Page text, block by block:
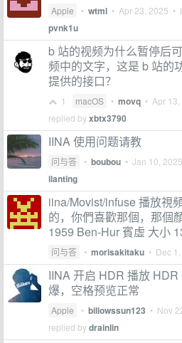
Apple • wtml • Apr 23, 2025 •
pvnk1u
b 站的视频为什么暂停后
频中的文字，这是 b 站的
提供的接口？
1 macOS • movq • Apr
replied byxbtx3790
IINA 使用问题请教
问与答 • boubou • Jan 10, 2025
ilanting
iina/Movist/infuse 播放視
的，你們喜歡那個，那個
1959 Ben-Hur 賓虛 大小
问与答 • morisakitaku • Dec
IINA 开启 HDR 播放
爆，空格预览正常
Apple • billowssun123 • Nov
replied bydrainlin